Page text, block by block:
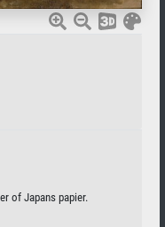
of Japans papier.